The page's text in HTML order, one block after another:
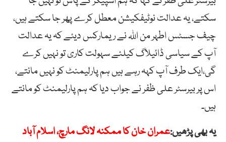
سکتے، یہ عدالت نوٹیفکیشن معطل کرے پھر جا سکتے ہیں،
چیف جسٹس اطہر من اللہ نے ریمارکس دیئے کہ یہ عدالت
آپ کے سیاسی ڈائیلاگ کیلئے سہولت کاری تو نہیں کرے
گی،ایک طرف آپ کہہ رہے ہیں ہم پارلیمنٹ کو نہیں مانتے،
اس پر بیرسٹر علی ظفر نے جواب دیا کہ ہم پارلیمنٹ کو مانتے
ہیں۔
یہ بھی پڑھیں:عمران خان کا ممکنہ لانگ مارچ، اسلام آباد